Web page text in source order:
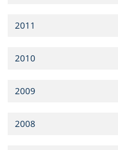
2011
2010
2009
2008